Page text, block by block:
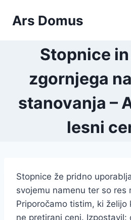
Ars Domus
Stopnice
zgornjega
stanovanja –
lesni
Stopnice že pridno
svojemu namenu ter so res
Priporočamo tistim, ki želijo
ne pretirani ceni. Izpostavil: